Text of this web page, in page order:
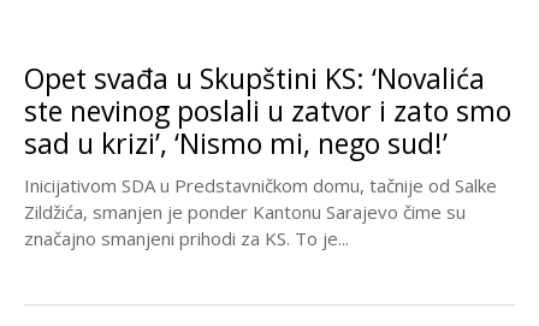
Opet svađa u Skupštini KS: ‘Novalića
ste nevinog poslali u zatvor i zato smo
sad u krizi’, ‘Nismo mi, nego sud!’
Inicijativom SDA u Predstavničkom domu, tačnije od Salke
Zildžića, smanjen je ponder Kantonu Sarajevo čime su
značajno smanjeni prihodi za KS. To je...